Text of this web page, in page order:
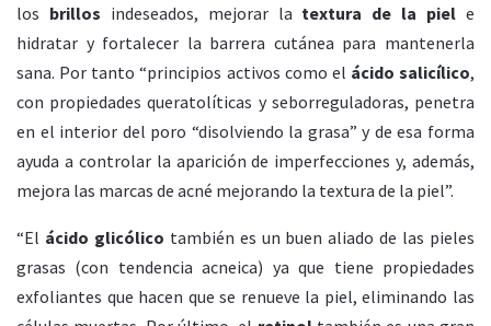
los brillos indeseados, mejorar la textura de la piel e
hidratar y fortalecer la barrera cutánea para mantenerla
sana. Por tanto “principios activos como el ácido salicílico,
con propiedades queratolíticas y seborreguladoras, penetra
en el interior del poro “disolviendo la grasa” y de esa forma
ayuda a controlar la aparición de imperfecciones y, además,
mejora las marcas de acné mejorando la textura de la piel”.
“El ácido glicólico también es un buen aliado de las pieles
grasas (con tendencia acneica) ya que tiene propiedades
exfoliantes que hacen que se renueve la piel, eliminando las